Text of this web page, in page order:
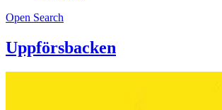
Open Search
Uppförsbacken